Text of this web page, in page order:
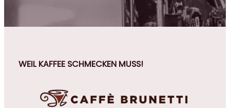
WEIL KAFFEE SCHMECKEN MUSS!